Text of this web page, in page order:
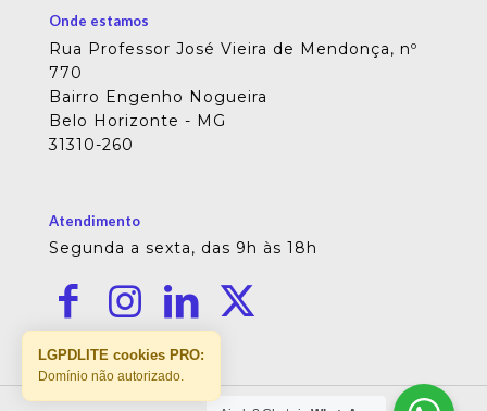
Onde estamos
Rua Professor José Vieira de Mendonça, nº
770
Bairro Engenho Nogueira
Belo Horizonte - MG
31310-260
Atendimento
Segunda a sexta, das 9h às 18h
LGPDLITE cookies PRO:
Domínio não autorizado.